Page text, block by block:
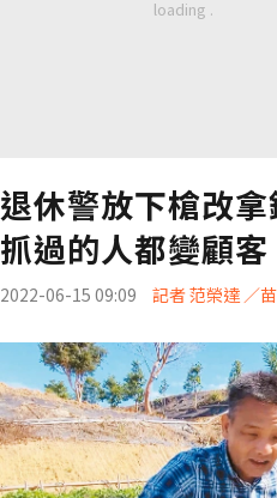
退休警放下槍改
抓過的人都變顧客
2022-06-15 09:09 記者 范榮達 ／